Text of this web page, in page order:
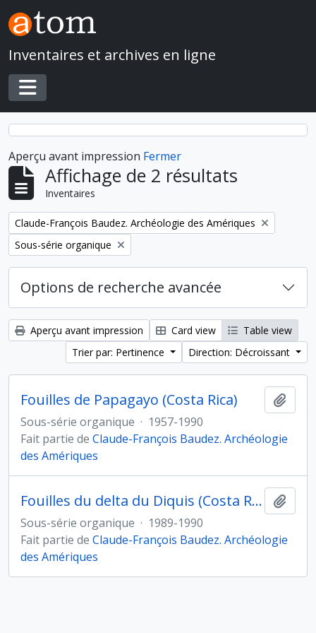
Skip to main content
Inventaires et archives en ligne
Toggle navigation
Aperçu avant impression Fermer
Affichage de 2 résultats
Inventaires
Remove filter:
Claude-François Baudez. Archéologie des Amériques
Remove filter:
Sous-série organique
Options de recherche avancée
Aperçu avant impression Card view
Table view
Trier par: Pertinence
Direction: Décroissant
Fouilles de Papagayo (Costa Rica)
Sous-série organique · 1957-1990
Fait partie de Claude-François Baudez. Archéologie
des Amériques
Fouilles du delta du Diquis (Costa Rica)
Sous-série organique · 1989-1990
Fait partie de Claude-François Baudez. Archéologie
des Amériques